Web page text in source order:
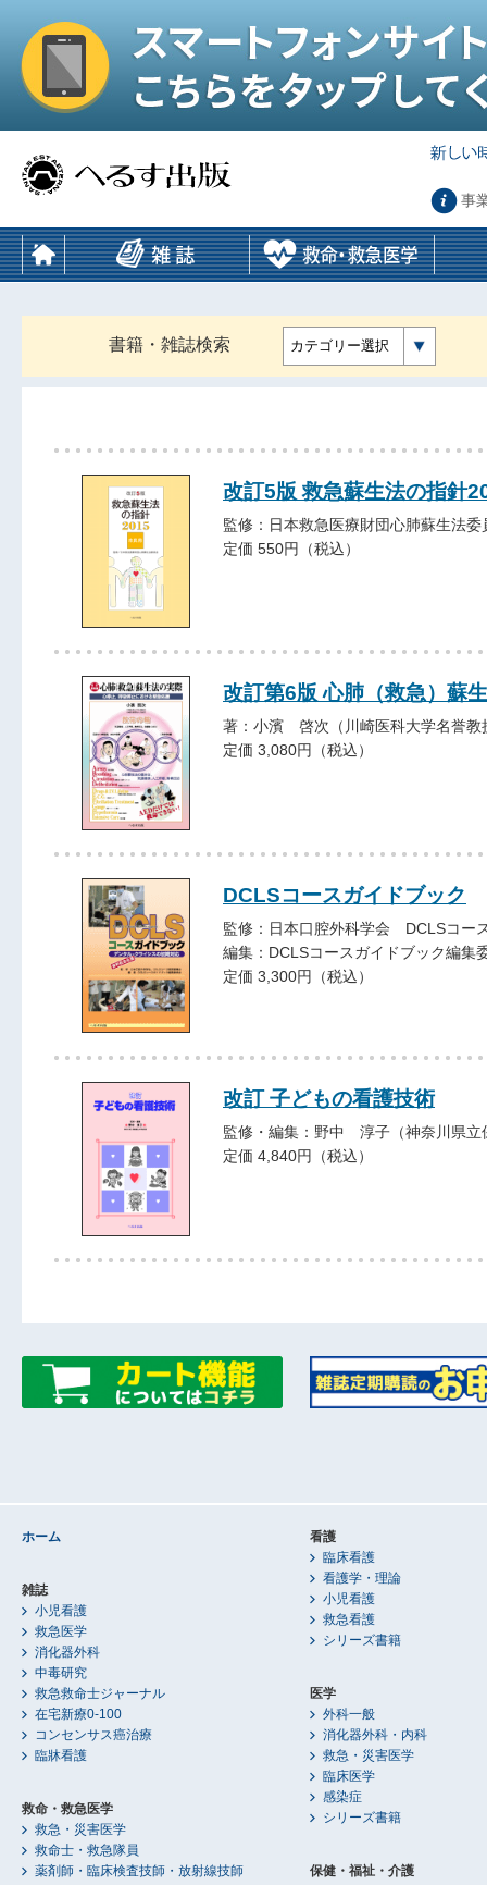
事
書籍・雑誌検索 カテゴリー選択
改訂5版 救急蘇生法の指針
監修：日本救急医療財団心肺蘇生法委
定価 550円（税込）
改訂第6版 心肺（救急）蘇
著：小濱 啓次（川崎医科大学名誉教
定価 3,080円（税込）
DCLSコースガイドブック
監修：日本口腔外科学会 DCLSコー
編集：DCLSコースガイドブック編集
定価 3,300円（税込）
改訂 子どもの看護技術
監修・編集：野中 淳子（神奈川県立
定価 4,840円（税込）
ホーム
雑誌
小児看護
救急医学
消化器外科
中毒研究
救急救命士ジャーナル
在宅新療0-100
コンセンサス癌治療
臨牀看護
救命・救急医学
救急・災害医学
救命士・救急隊員
薬剤師・臨床検査技師・放射線技師
看護
臨床看護
看護学・理論
小児看護
救急看護
シリーズ書籍
医学
外科一般
消化器外科・内科
救急・災害医学
臨床医学
感染症
シリーズ書籍
保健・福祉・介護